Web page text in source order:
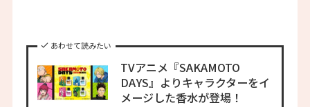
あわせて読みたい
TVアニメ『SAKAMOTO
DAYS』よりキャラクターをイ
メージした香水が登場！